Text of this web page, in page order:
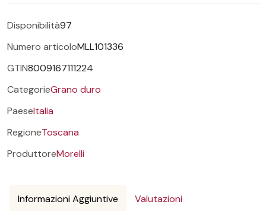
Disponibilità97
Numero articoloMLL101336
GTIN8009167111224
CategorieGrano duro
PaeseItalia
RegioneToscana
ProduttoreMorelli
Informazioni Aggiuntive Valutazioni